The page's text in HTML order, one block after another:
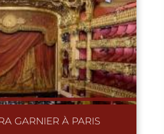
GARNIER À PARIS